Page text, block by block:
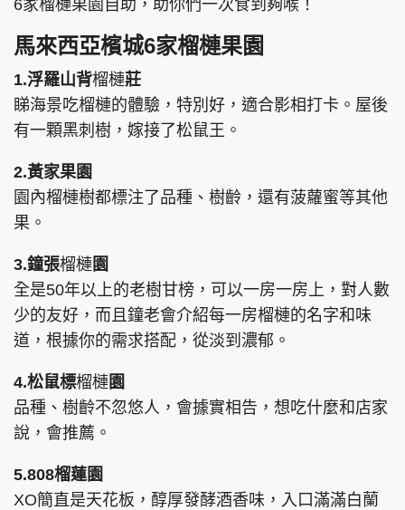
PCM 電腦廣場 星島頭條
頭條搵工 EDUPLUS
關於我們
聯絡我們
隱私政策聲明
使用條款
6家榴槤果園自助，助你們一次食到夠喉！
馬來西亞檳城6家榴槤果園
1.浮羅山背榴槤莊
睇海景吃榴槤的體驗，特別好，適合影相打卡。屋後
有一顆黑刺樹，嫁接了松鼠王。
2.黃家果園
園內榴槤樹都標注了品種、樹齡，還有菠蘿蜜等其他
果。
3.鐘張榴槤園
全是50年以上的老樹甘榜，可以一房一房上，對人數
少的友好，而且鐘老會介紹每一房榴槤的名字和味
道，根據你的需求搭配，從淡到濃郁。
4.松鼠標榴槤園
品種、樹齡不忽悠人，會據實相告，想吃什麼和店家
說，會推薦。
5.808榴蓮園
XO簡直是天花板，醇厚發酵酒香味，入口滿滿白蘭